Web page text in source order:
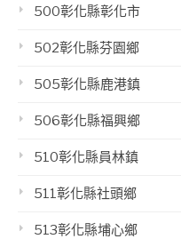
500彰化縣彰化市
502彰化縣芬園鄉
505彰化縣鹿港鎮
506彰化縣福興鄉
510彰化縣員林鎮
511彰化縣社頭鄉
513彰化縣埔心鄉